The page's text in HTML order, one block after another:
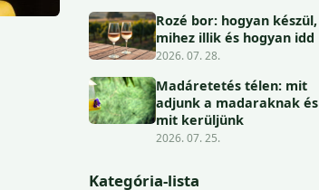
Rozé bor: hogyan készül,
mihez illik és hogyan idd
2026. 07. 28.
Madáretetés télen: mit
adjunk a madaraknak és
mit kerüljünk
2026. 07. 25.
Kategória-lista